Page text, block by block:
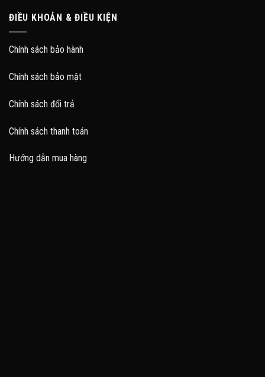
ĐIỀU KHOẢN & ĐIỀU KIỆN
Chính sách bảo hành
Chính sách bảo mật
Chính sách đổi trả
Chính sách thanh toán
Hướng dẫn mua hàng